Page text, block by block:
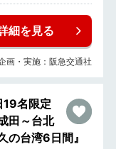
細を見る
画・実施：阪急交通社
19名限定
田～台北
台湾6日間』